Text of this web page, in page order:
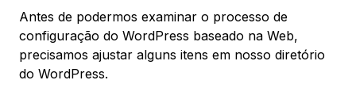
Antes de podermos examinar o processo de
configuração do WordPress baseado na Web,
precisamos ajustar alguns itens em nosso diretório
do WordPress.